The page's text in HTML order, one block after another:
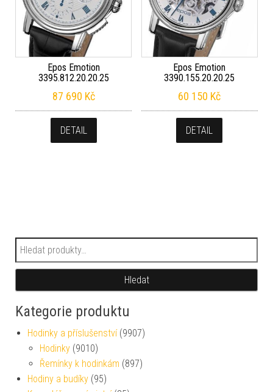
Epos Emotion
3395.812.20.20.25
87 690 Kč
DETAIL
Epos Emotion
3390.155.20.20.25
60 150 Kč
DETAIL
Hledat:
Hledat
Kategorie produktu
Hodinky a příslušenství (9907)
Hodinky (9010)
Řemínky k hodinkám (897)
Hodiny a budíky (95)